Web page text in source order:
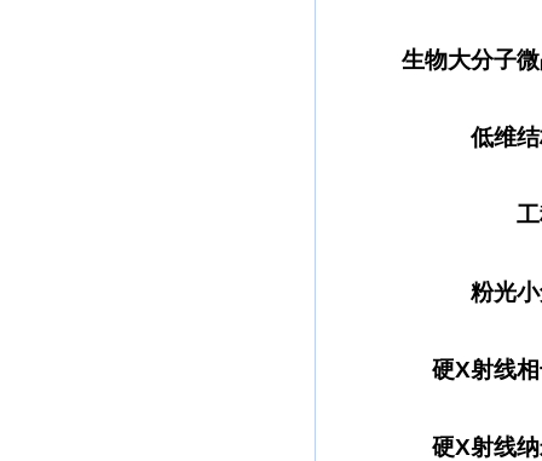
生物大分子
低维
粉光
硬X射线
硬X射线